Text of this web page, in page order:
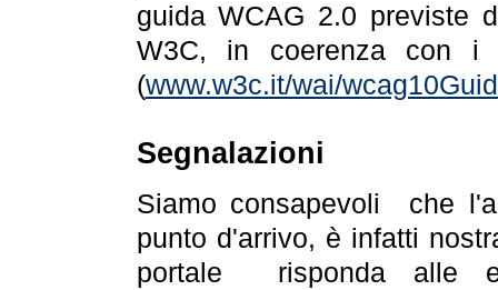
guida WCAG 2.0 previste
W3C, in coerenza con i
(www.w3c.it/wai/
Segnalazioni
Siamo consapevoli che
punto d'arrivo, è infatti
portale risponda alle